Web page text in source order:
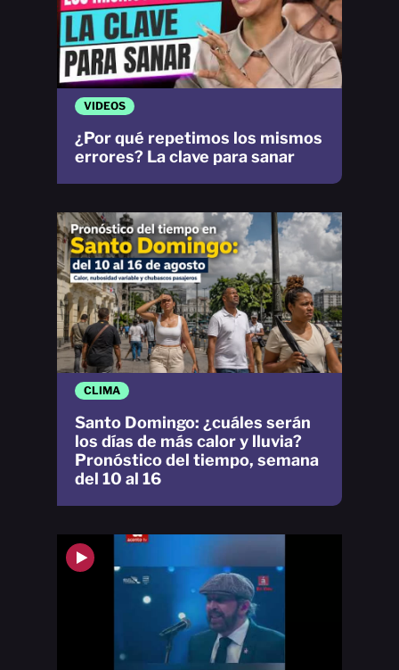
CLIMA
Santo Domingo: ¿cuáles serán
los días de más calor y lluvia?
Pronóstico del tiempo, semana
del 10 al 16
VIDEOS
¿Por qué repetimos los mismos
errores? La clave para sanar